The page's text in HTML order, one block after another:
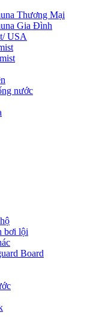
Thương Mại
Gia Đình
USA
nước
bơi lội
Board